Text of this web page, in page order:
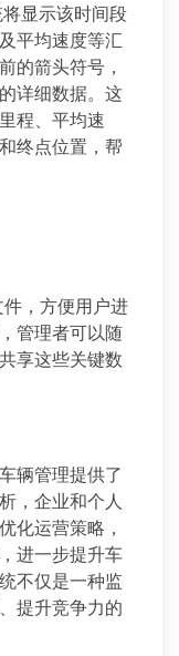
显示该时间段
平均速度等汇
的箭头符号，
详细数据。这
程、平均速
终点位置，帮
，方便用户进
管理者可以随
享这些关键数
辆管理提供了
，企业和个人
化运营策略，
进一步提升车
不仅是一种监
提升竞争力的